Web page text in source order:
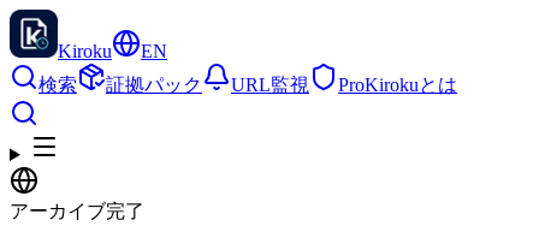
Kiroku
EN
検索
証拠パック URL監視 ProKirokuとは
アーカイブ完了